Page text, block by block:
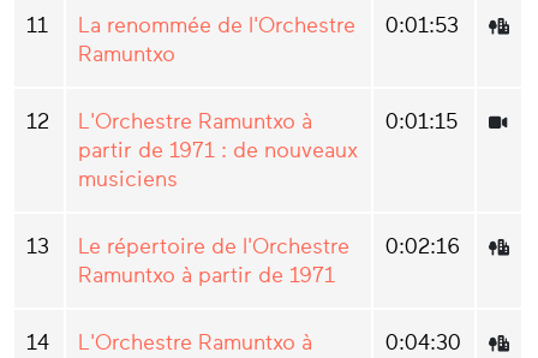
11
La renommée de l'Orchestre
Ramuntxo
0:01:53
12
L'Orchestre Ramuntxo à
partir de 1971 : de nouveaux
musiciens
0:01:15
13
Le répertoire de l'Orchestre
Ramuntxo à partir de 1971
0:02:16
14
L'Orchestre Ramuntxo à
0:04:30